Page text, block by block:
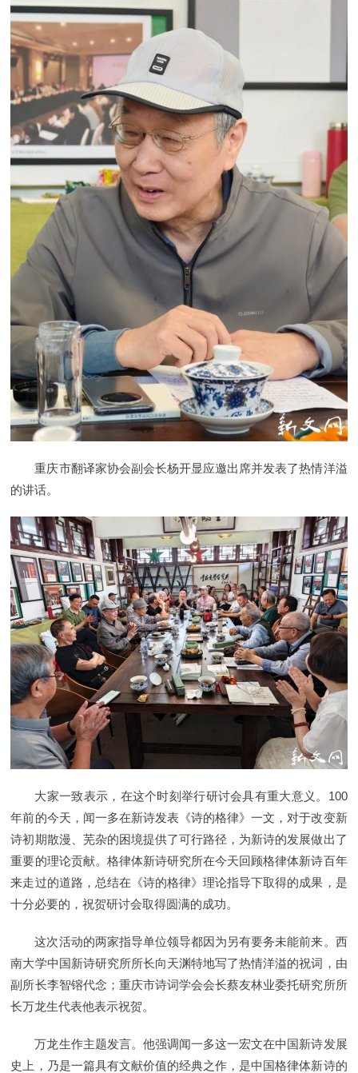
重庆市翻译家协会副会长杨开显应邀出席并发表了热情洋溢
的讲话。
大家一致表示，在这个时刻举行研讨会具有重大意义。100
年前的今天，闻一多在新诗发表《诗的格律》一文，对于改变新
诗初期散漫、芜杂的困境提供了可行路径，为新诗的发展做出了
重要的理论贡献。格律体新诗研究所在今天回顾格律体新诗百年
来走过的道路，总结在《诗的格律》理论指导下取得的成果，是
十分必要的，祝贺研讨会取得圆满的成功。
这次活动的两家指导单位领导都因为另有要务未能前来。西
南大学中国新诗研究所所长向天渊特地写了热情洋溢的祝词，由
副所长李智镕代念；重庆市诗词学会会长蔡友林业委托研究所所
长万龙生代表他表示祝贺。
万龙生作主题发言。他强调闻一多这一宏文在中国新诗发展
史上，乃是一篇具有文献价值的经典之作，是中国格律体新诗的